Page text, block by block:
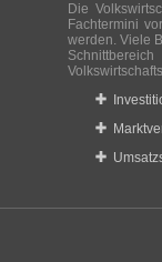
Die
Fachtermini
werden. Viele